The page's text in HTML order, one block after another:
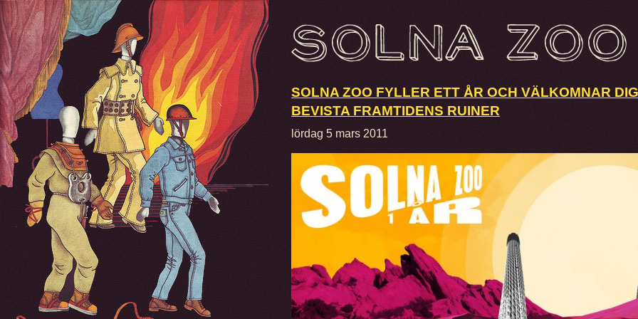
SOLNA ZOO FYLLER ETT ÅR OCH VÄLKOMNAR
BEVISTA FRAMTIDENS RUINER
lördag 5 mars 2011